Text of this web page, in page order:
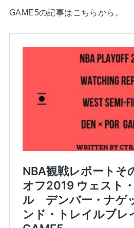
GAME5の記事はこちらから。